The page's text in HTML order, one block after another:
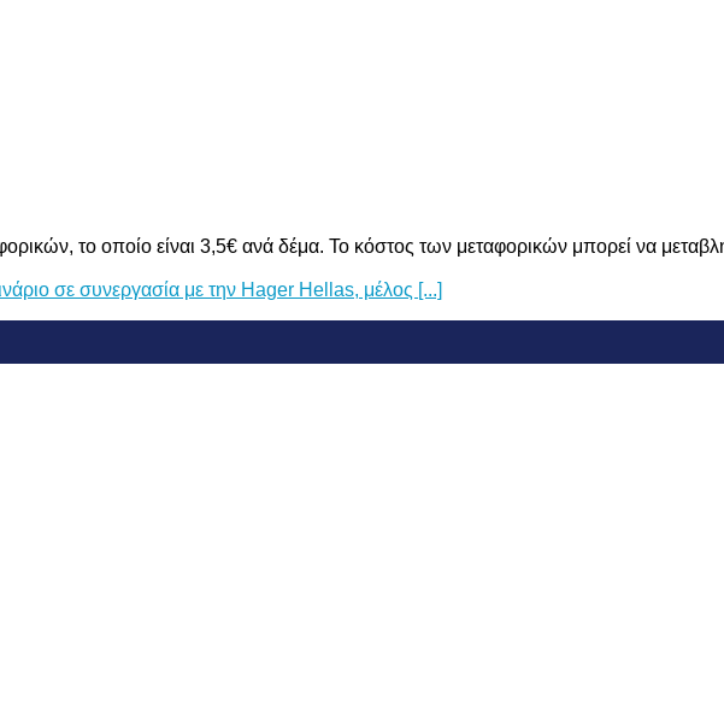
το οποίο είναι 3,5€ ανά δέμα. Το κόστος των μεταφορικών μπορεί να
σε συνεργασία με την Hager Hellas, μέλος [...]